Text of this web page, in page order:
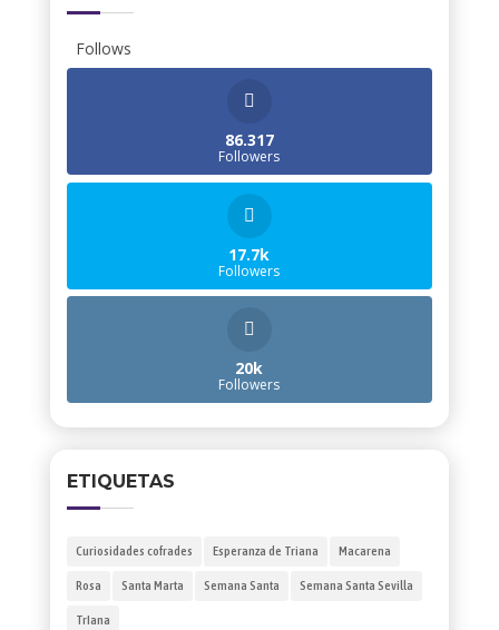
Follows
86.317
Followers
17.7k
Followers
20k
Followers
ETIQUETAS
Curiosidades cofrades Esperanza de Triana Macarena
Rosa Santa Marta Semana Santa Semana Santa Sevilla
TrIana